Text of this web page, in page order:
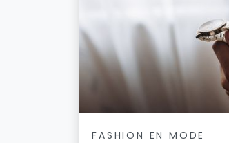
FASHION EN MODE